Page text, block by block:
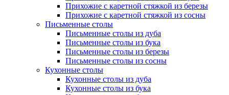
Прихожие с каретной стяжкой из березы
Прихожие с каретной стяжкой из сосны
Письменные столы
Письменные столы из дуба
Письменные столы из бука
Письменные столы из березы
Письменные столы из сосны
Кухонные столы
Кухонные столы из дуба
Кухонные столы из бука